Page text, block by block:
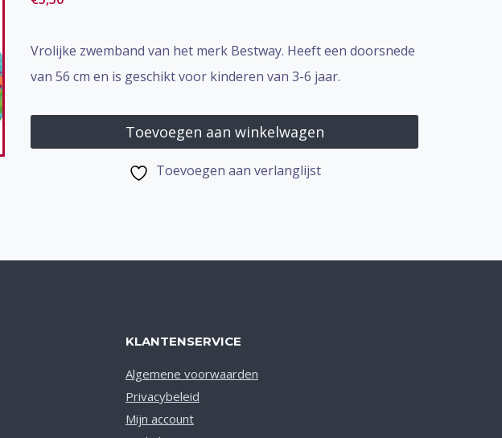
Vrolijke zwemband van het merk Bestway. Heeft een doorsnede
van 56 cm en is geschikt voor kinderen van 3-6 jaar.
Toevoegen aan winkelwagen
Toevoegen aan verlanglijst
KLANTENSERVICE
Algemene voorwaarden
Privacybeleid
Mijn account